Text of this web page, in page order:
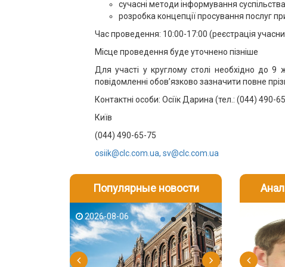
сучасні методи інформування
розробка концепції просування послуг
Час проведення: 10:00-17:00 (реєстрація
Місце проведення буде уточнено пізніше
Для участі у круглому столі необхідно до
повідомленні обов’язково зазначити повне
Контактні особи: Осіїк Дарина (тел.: (044) 490-
Київ
(044) 490-65-75
osiik@clc.com.ua, sv@clc.com.ua
Популярные новости
2026-08-06
2026-08-03 2026-